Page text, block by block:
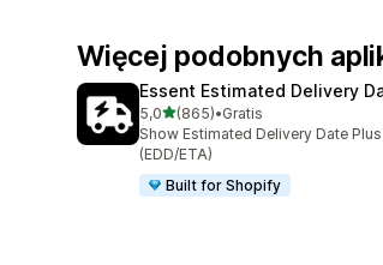
Więcej podobnych
Essent Estimated Delivery
5,0na 5 gwiazdek
(865)
Łączna liczba recenzji: 865
•Gratis
Show Estimated Delivery Date
(EDD/ETA)
Built for Shopify